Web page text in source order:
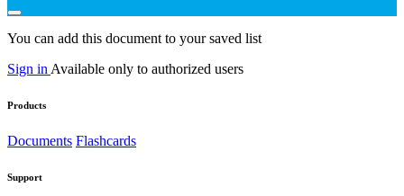
You can add this document to your saved list
Sign in Available only to authorized users
Products
Documents Flashcards
Support